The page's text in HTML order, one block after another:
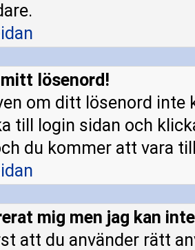
lösenord!
om ditt lösenord
till login sidan och
du kommer att vara
mig men jag kan
att du använder rätt